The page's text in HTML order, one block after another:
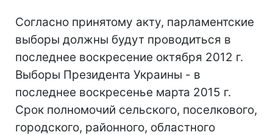
Согласно принятому акту, парламентские
выборы должны будут проводиться в
последнее воскресение октября 2012 г.
Выборы Президента Украины - в
последнее воскресенье марта 2015 г.
Срок полномочий сельского, поселкового,
городского, районного, областного